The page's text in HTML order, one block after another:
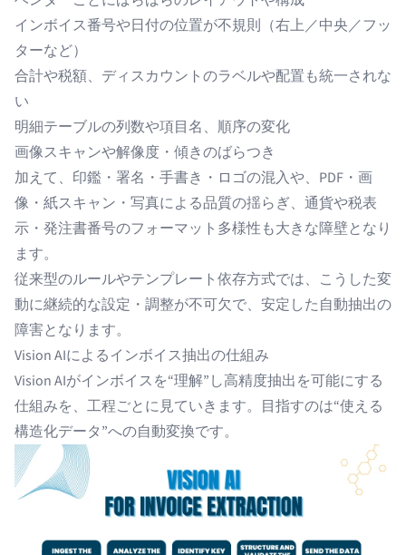
インボイス番号や日付の位置が不規則（右上／中央／フッ
ターなど）
合計や税額、ディスカウントのラベルや配置も統一されな
い
明細テーブルの列数や項目名、順序の変化
画像スキャンや解像度・傾きのばらつき
加えて、印鑑・署名・手書き・ロゴの混入や、PDF・画
像・紙スキャン・写真による品質の揺らぎ、通貨や税表
示・発注書番号のフォーマット多様性も大きな障壁となり
ます。
従来型のルールやテンプレート依存方式では、こうした変
動に継続的な設定・調整が不可欠で、安定した自動抽出の
障害となります。
Vision AIによるインボイス抽出の仕組み
Vision AIがインボイスを“理解”し高精度抽出を可能にする
仕組みを、工程ごとに見ていきます。目指すのは“使える
構造化データ”への自動変換です。